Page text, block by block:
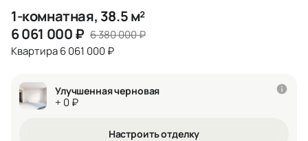
1-комнатная, 38.5 м²
6 061 000₽ 6 380 000₽
Квартира 6 061 000 ₽
Улучшенная черновая
+ 0 ₽
Настроить отделку